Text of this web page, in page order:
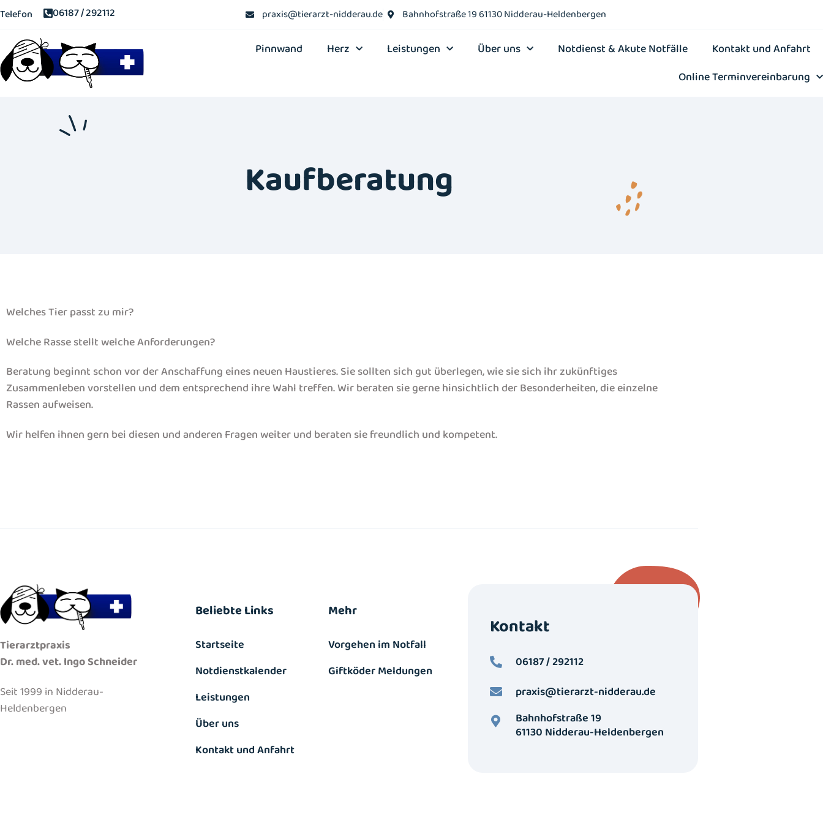
Telefon 06187 / 292112 praxis@tierarzt-nidderau.de Bahnhofstraße 19 61130 Nidderau-Heldenbergen
Pinnwand Herz Leistungen Über uns Notdienst & Akute Notfälle
Kontakt und Anfahrt
Online Terminvereinbarung
Kaufberatung
Welches Tier passt zu mir?
Welche Rasse stellt welche Anforderungen?
Beratung beginnt schon vor der Anschaffung eines neuen Haustieres. Sie sollten sich gut überlegen, wie sie sich ihr zukünftiges
Zusammenleben vorstellen und dem entsprechend ihre Wahl treffen. Wir beraten sie gerne hinsichtlich der Besonderheiten, die einzelne
Rassen aufweisen.
Wir helfen ihnen gern bei diesen und anderen Fragen weiter und beraten sie freundlich und kompetent.
Tierarztpraxis
Dr. med. vet. Ingo Schneider
Seit 1999 in Nidderau-
Heldenbergen
Beliebte Links
Startseite
Notdienstkalender
Leistungen
Über uns
Kontakt und Anfahrt
Mehr
Vorgehen im Notfall
Giftköder Meldungen
Kontakt
06187 / 292112
praxis@tierarzt-nidderau.de
Bahnhofstraße 19
61130 Nidderau-Heldenbergen